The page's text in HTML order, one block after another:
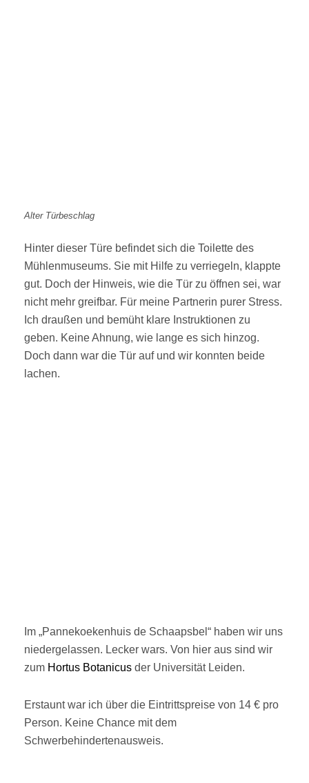
Alter Türbeschlag
Hinter dieser Türe befindet sich die Toilette des
Mühlenmuseums. Sie mit Hilfe zu verriegeln, klappte
gut. Doch der Hinweis, wie die Tür zu öffnen sei, war
nicht mehr greifbar. Für meine Partnerin purer Stress.
Ich draußen und bemüht klare Instruktionen zu
geben. Keine Ahnung, wie lange es sich hinzog.
Doch dann war die Tür auf und wir konnten beide
lachen.
Im „Pannekoekenhuis de Schaapsbel“ haben wir uns
niedergelassen. Lecker wars. Von hier aus sind wir
zum Hortus Botanicus der Universität Leiden.
Erstaunt war ich über die Eintrittspreise von 14 € pro
Person. Keine Chance mit dem
Schwerbehindertenausweis.